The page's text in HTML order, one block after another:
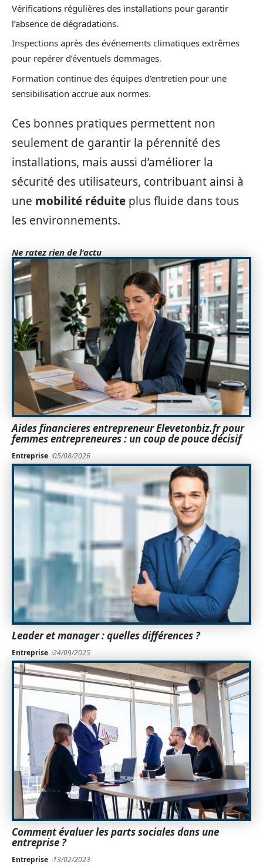
Vérifications régulières des installations pour garantir
l’absence de dégradations.
Inspections après des événements climatiques extrêmes
pour repérer d’éventuels dommages.
Formation continue des équipes d’entretien pour une
sensibilisation accrue aux normes.
Ces bonnes pratiques permettent non
seulement de garantir la pérennité des
installations, mais aussi d’améliorer la
sécurité des utilisateurs, contribuant ainsi à
une mobilité réduite plus fluide dans tous
les environnements.
Ne ratez rien de l'actu
Aides financieres entrepreneur Elevetonbiz.fr pour
femmes entrepreneures : un coup de pouce décisif
Entreprise 05/08/2026
Leader et manager : quelles différences ?
Entreprise 24/09/2025
Comment évaluer les parts sociales dans une
entreprise ?
Entreprise 13/02/2023